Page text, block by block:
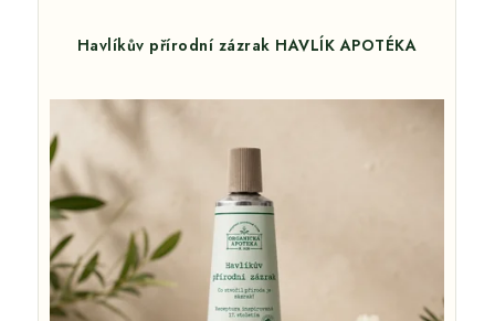
Havlíkův přírodní zázrak HAVLÍK APOTÉKA